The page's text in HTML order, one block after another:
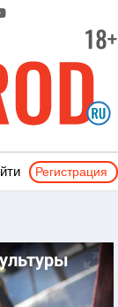
Регистрация